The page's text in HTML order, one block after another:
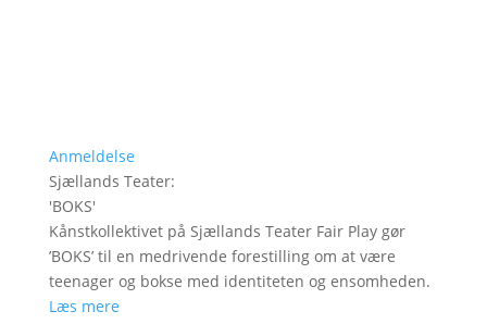
Anmeldelse
Sjællands Teater:
'BOKS'
Kånstkollektivet på Sjællands Teater Fair Play gør
’BOKS’ til en medrivende forestilling om at være
teenager og bokse med identiteten og ensomheden.
Læs mere